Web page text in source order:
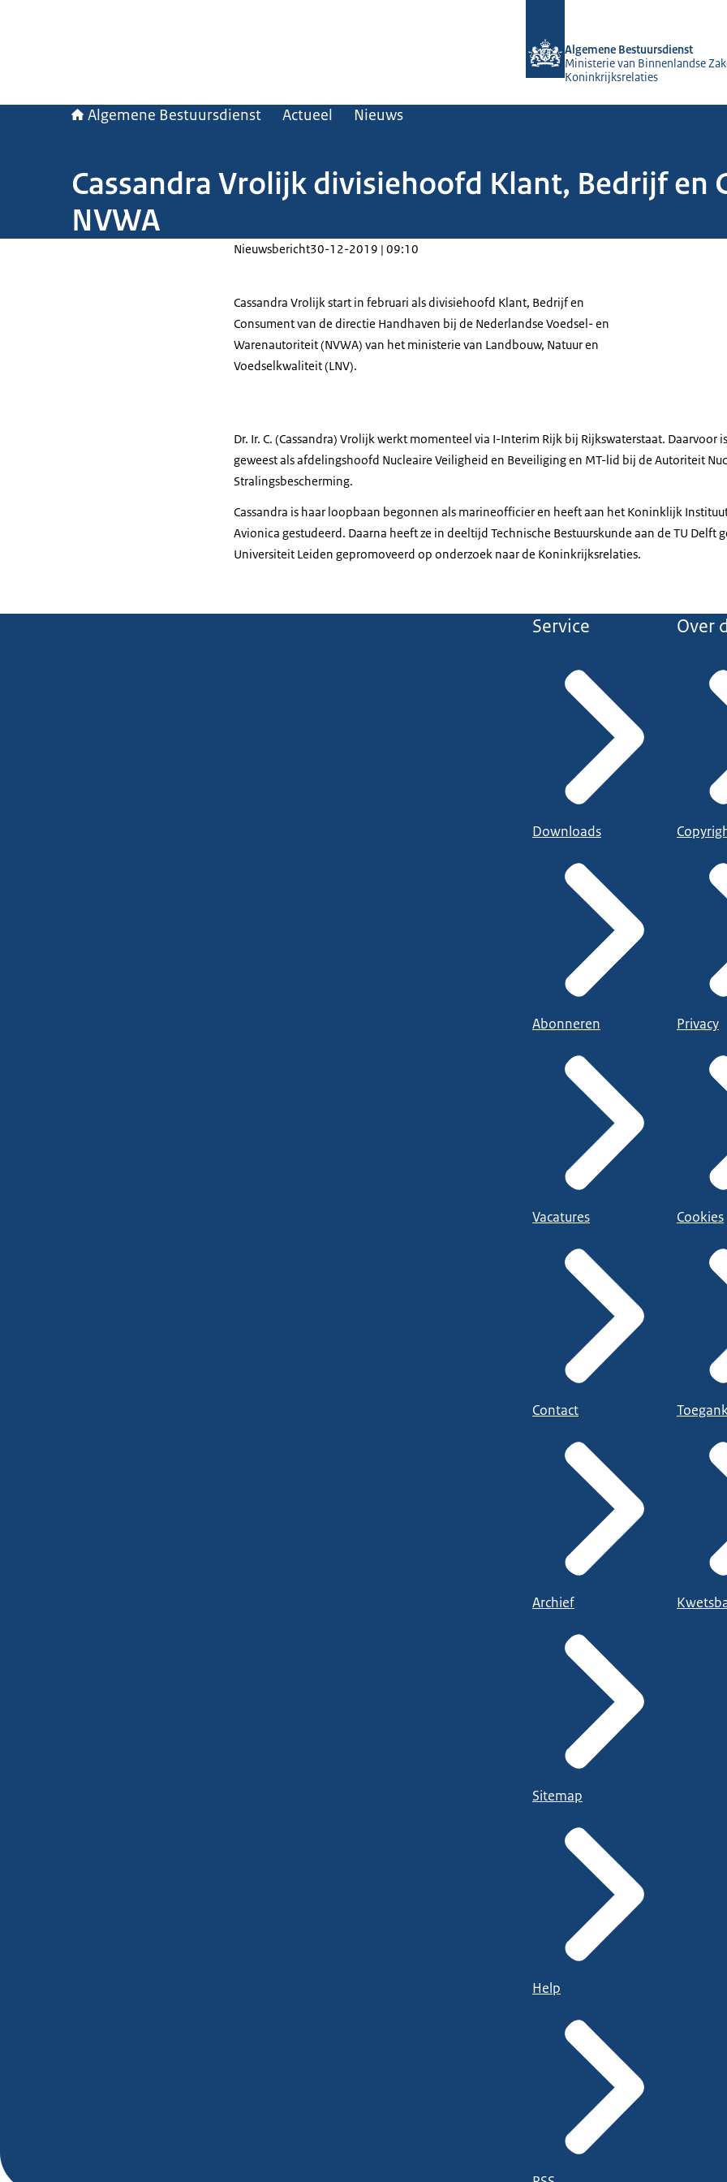
Algemene Bestuursdienst
Ministerie van Binnenlandse
Koninkrijksrelaties
Algemene Bestuursdienst Actueel Nieuws
Cassandra Vrolijk divisiehoofd Klant, Bedrijf en
NVWA
Nieuwsbericht30-12-2019 | 09:10
Cassandra Vrolijk start in februari als divisiehoofd Klant, Bedrijf en
Consument van de directie Handhaven bij de Nederlandse Voedsel- en
Warenautoriteit (NVWA) van het ministerie van Landbouw, Natuur en
Voedselkwaliteit (LNV).
Dr. Ir. C. (Cassandra) Vrolijk werkt momenteel via I-Interim Rijk bij Rijkswaterstaat. Daarvoor
geweest als afdelingshoofd Nucleaire Veiligheid en Beveiliging en MT-lid bij de Autoriteit
Stralingsbescherming.
Cassandra is haar loopbaan begonnen als marineofficier en heeft aan het Koninklijk
Avionica gestudeerd. Daarna heeft ze in deeltijd Technische Bestuurskunde aan de TU Delft
Universiteit Leiden gepromoveerd op onderzoek naar de Koninkrijksrelaties.
Service
Downloads
Abonneren
Vacatures
Contact
Archief
Sitemap
Help
Over
Privacy
Cookies